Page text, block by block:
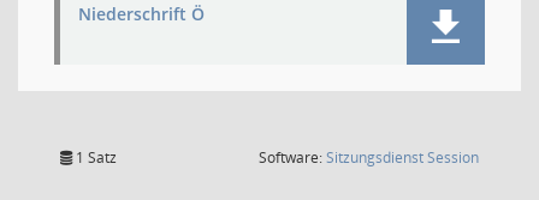
Niederschrift Ö
1 Satz Software:SitzungsdienstSession(Wird in